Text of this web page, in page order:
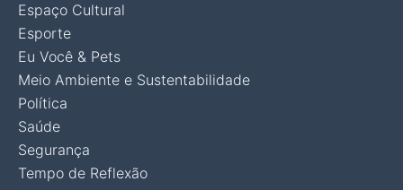
Espaço Cultural
Esporte
Eu Você & Pets
Meio Ambiente e Sustentabilidade
Política
Saúde
Segurança
Tempo de Reflexão